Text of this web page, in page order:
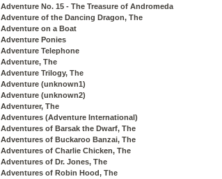
Adventure No. 15 - The Treasure of Andromeda
Adventure of the Dancing Dragon, The
Adventure on a Boat
Adventure Ponies
Adventure Telephone
Adventure, The
Adventure Trilogy, The
Adventure (unknown1)
Adventure (unknown2)
Adventurer, The
Adventures (Adventure International)
Adventures of Barsak the Dwarf, The
Adventures of Buckaroo Banzai, The
Adventures of Charlie Chicken, The
Adventures of Dr. Jones, The
Adventures of Robin Hood, The